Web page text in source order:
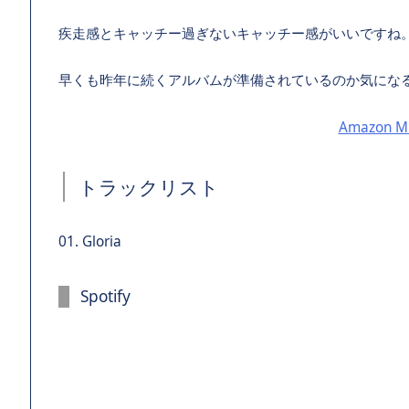
疾走感とキャッチー過ぎないキャッチー感がいいですね。
早くも昨年に続くアルバムが準備されているのか気にな
Amazon
トラックリスト
01. Gloria
Spotify